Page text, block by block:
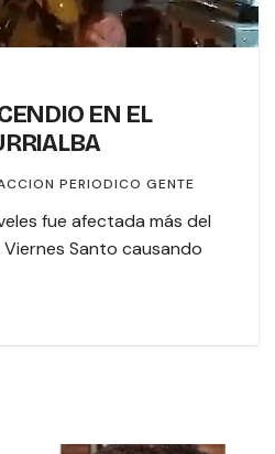
EN EL
PERIODICO GENTE
fue afectada más del
Santo causando